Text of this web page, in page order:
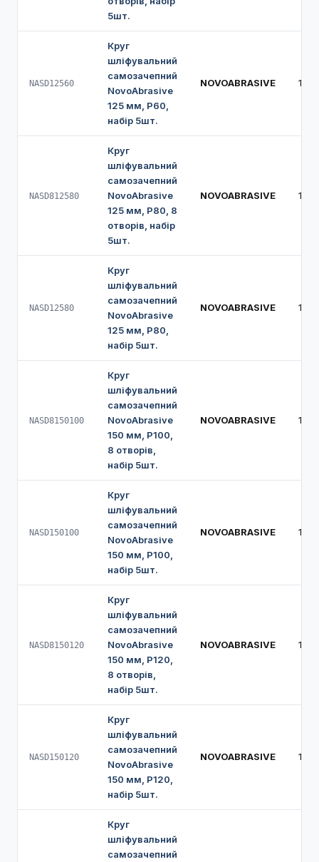
5шт.
NASD12560
Круг
шліфувальний
самозачепний
NovoAbrasive
125 мм, Р60,
набір 5шт.
NOVOABRASIVE 125
NASD812580
Круг
шліфувальний
самозачепний
NovoAbrasive
125 мм, Р80, 8
отворів, набір
5шт.
NOVOABRASIVE 125
NASD12580
Круг
шліфувальний
самозачепний
NovoAbrasive
125 мм, Р80,
набір 5шт.
NOVOABRASIVE 125
NASD8150100
Круг
шліфувальний
самозачепний
NovoAbrasive
150 мм, Р100,
8 отворів,
набір 5шт.
NOVOABRASIVE 150
NASD150100
Круг
шліфувальний
самозачепний
NovoAbrasive
150 мм, Р100,
набір 5шт.
NOVOABRASIVE 150
NASD8150120
Круг
шліфувальний
самозачепний
NovoAbrasive
150 мм, Р120,
8 отворів,
набір 5шт.
NOVOABRASIVE 150
NASD150120
Круг
шліфувальний
самозачепний
NovoAbrasive
150 мм, Р120,
набір 5шт.
NOVOABRASIVE 150
Круг
шліфувальний
самозачепний